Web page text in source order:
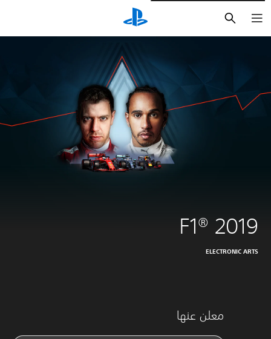
F1® 2019
ELECTRONIC ARTS
معلن عنها